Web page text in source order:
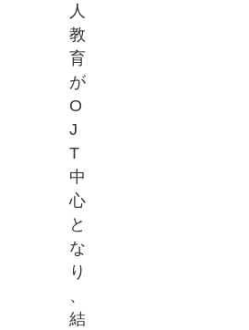
人
教
育
が
O
J
T
中
心
と
な
り
、
結